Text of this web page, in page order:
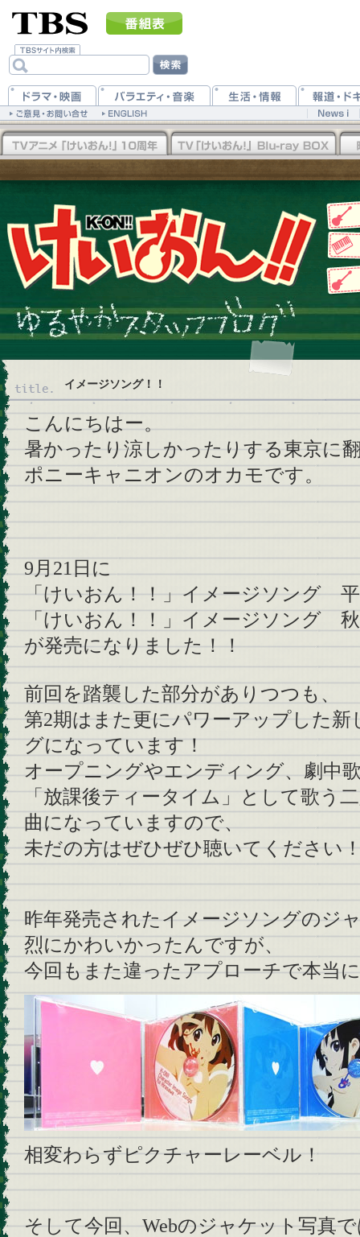
イメージソング！！
こんにちはー。
暑かったり涼しかったりする東京に
ポニーキャニオンのオカモです。
9月21日に
「けいおん！！」イメージソング
「けいおん！！」イメージソング
が発売になりました！！
前回を踏襲した部分がありつつも、
第2期はまた更にパワーアップした新
グになっています！
オープニングやエンディング、劇中
「放課後ティータイム」として歌う
曲になっていますので、
未だの方はぜひぜひ聴いてください
昨年発売されたイメージソングのジ
烈にかわいかったんですが、
今回もまた違ったアプローチで本当
相変わらずピクチャーレーベル！
そして今回、Webのジャケット写真